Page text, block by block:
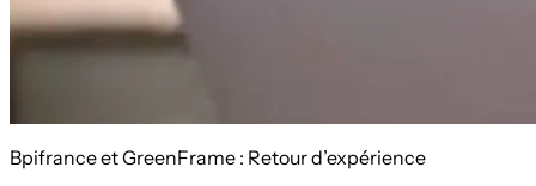
Bpifrance et GreenFrame : Retour d’expérience